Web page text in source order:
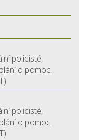
policisté,
o pomoc.
policisté,
o pomoc.